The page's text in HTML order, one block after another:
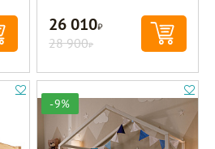
26 010Р
28 900Р
-9%